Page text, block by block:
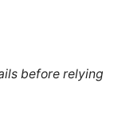
before relying